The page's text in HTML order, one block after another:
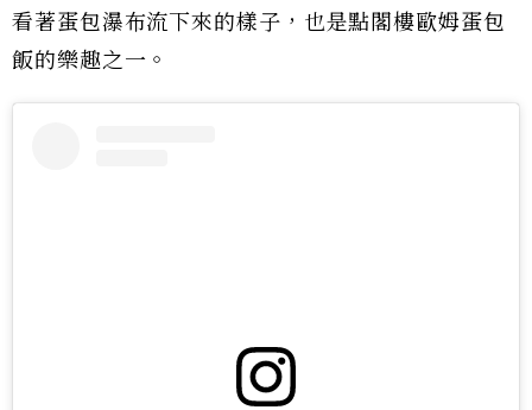
看著蛋包瀑布流下來的樣子，也是點閣樓歐姆蛋包
飯的樂趣之一。